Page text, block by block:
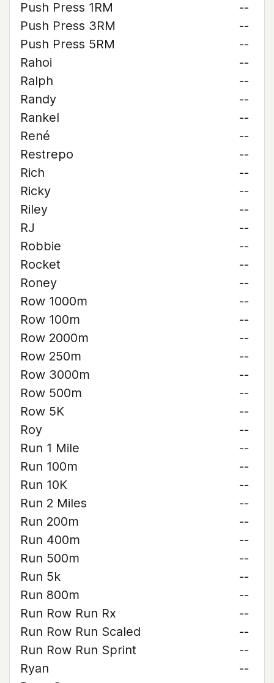
Push Press 1RM
--
Push Press 3RM
--
Push Press 5RM
--
Rahoi
--
Ralph
--
Randy
--
Rankel
--
René
--
Restrepo
--
Rich
--
Ricky
--
Riley
--
RJ
--
Robbie
--
Rocket
--
Roney
--
Row 1000m
--
Row 100m
--
Row 2000m
--
Row 250m
--
Row 3000m
--
Row 500m
--
Row 5K
--
Roy
--
Run 1 Mile
--
Run 100m
--
Run 10K
--
Run 2 Miles
--
Run 200m
--
Run 400m
--
Run 500m
--
Run 5k
--
Run 800m
--
Run Row Run Rx
--
Run Row Run Scaled
--
Run Row Run Sprint
--
Ryan
--